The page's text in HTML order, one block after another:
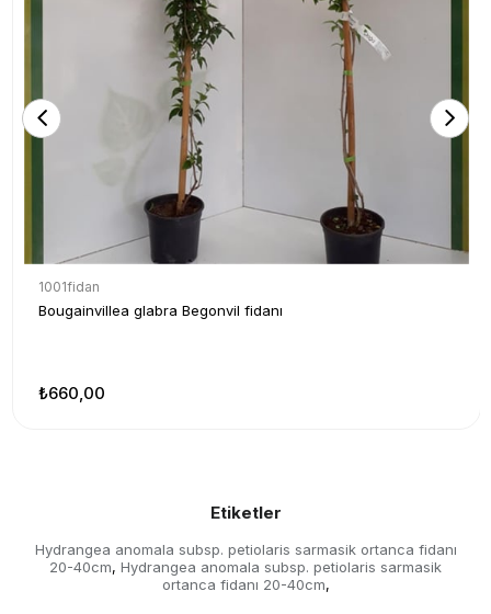
1001fidan
Bougainvillea glabra Begonvil fidanı
₺660,00
Etiketler
Hydrangea anomala subsp. petiolaris sarmasik ortanca fidanı
20-40cm, Hydrangea anomala subsp. petiolaris sarmasik
ortanca fidanı 20-40cm,